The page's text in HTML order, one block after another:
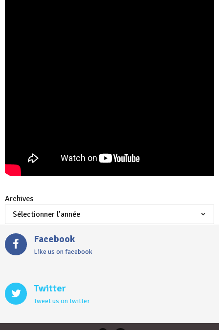
Archives
Facebook
Like us on facebook
Twitter
Tweet us on twitter